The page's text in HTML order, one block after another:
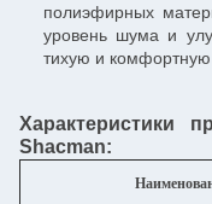
полиэфирных
уровень шума и
тихую и комфортную
Характеристики
Shacman: